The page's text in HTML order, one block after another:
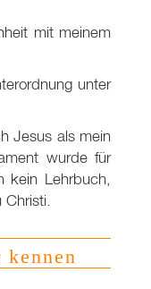
mit meinem
unter
Jesus als mein
wurde für
kein Lehrbuch,